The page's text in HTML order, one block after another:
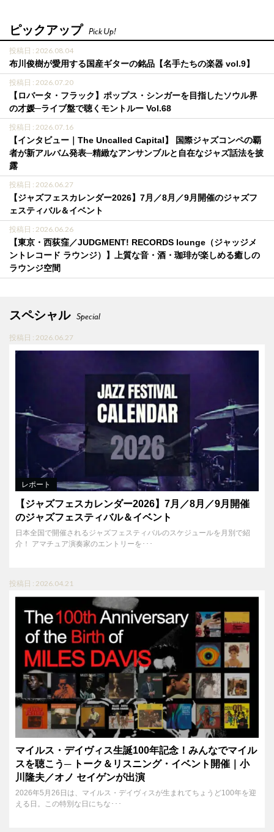
ピックアップ Pick Up!
投稿日 : 2026.08.04
布川俊樹が愛用する国産ギターの銘品【名手たちの楽器 vol.9】
投稿日 : 2026.07.20
【ロバータ・フラック】ポップス・シンガーを目指したソウル界
の才媛─ライブ盤で聴くモントルー Vol.68
投稿日 : 2026.07.16
【インタビュー｜The Uncalled Capital】 国際ジャズコンペの覇
者が新アルバム発表─精緻なアンサンブルと自在なジャズ話法を披
露
投稿日 : 2026.06.27
【ジャズフェスカレンダー2026】7月／8月／9月開催のジャズフ
ェスティバル＆イベント
投稿日 : 2026.06.26
【東京・西荻窪／JUDGMENT! RECORDS lounge（ジャッジメ
ントレコード ラウンジ）】上質な音・酒・珈琲が楽しめる癒しの
ラウンジ空間
スペシャル Special
投稿日 : 2026.06.27
レポート
【ジャズフェスカレンダー2026】7月／8月／9月開催
のジャズフェスティバル＆イベント
日本全国で開催されるジャズフェスティバルのスケジュールを月別で紹
介！ アマチュア演奏家のエントリーを･･･
投稿日 : 2026.04.21
マイルス・デイヴィス生誕100年記念！みんなでマイル
スを聴こう─ トーク＆リスニング・イベント開催｜小
川隆夫／オノ セイゲンが出演
2026年5月26日は、マイルス・デイヴィスが生まれてちょうど100年を迎
える日。この特別な日にちな･･･